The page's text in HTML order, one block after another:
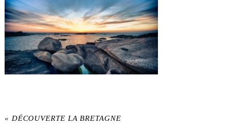
« DÉCOUVERTE LA BRETAGNE